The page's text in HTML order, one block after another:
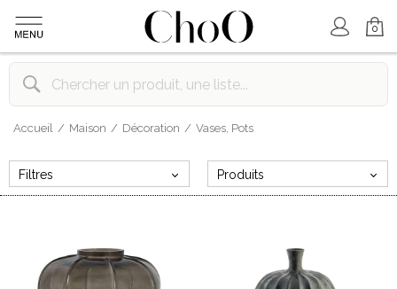
Mon Compte
0
Accueil Maison Décoration Vases, Pots
Filtres
Lene Bjerre
Athezza
Produits